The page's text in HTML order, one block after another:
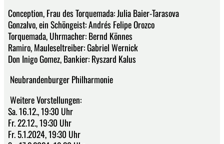
Conception, Frau des Torquemada: Julia Baier-Tarasova
Gonzalvo, ein Schöngeist: Andrés Felipe Orozco
Torquemada, Uhrmacher: Bernd Könnes
Ramiro, Mauleseltreiber: Gabriel Wernick
Don Inigo Gomez, Bankier: Ryszard Kalus
Neubrandenburger Philharmonie
Weitere Vorstellungen:
Sa. 16.12., 19:30 Uhr
Fr. 22.12., 19:30 Uhr
Fr. 5.1.2024, 19:30 Uhr